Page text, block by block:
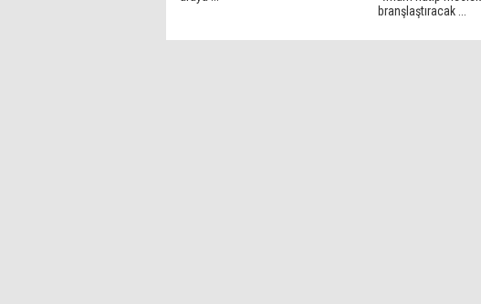
branşlaştıracak ...